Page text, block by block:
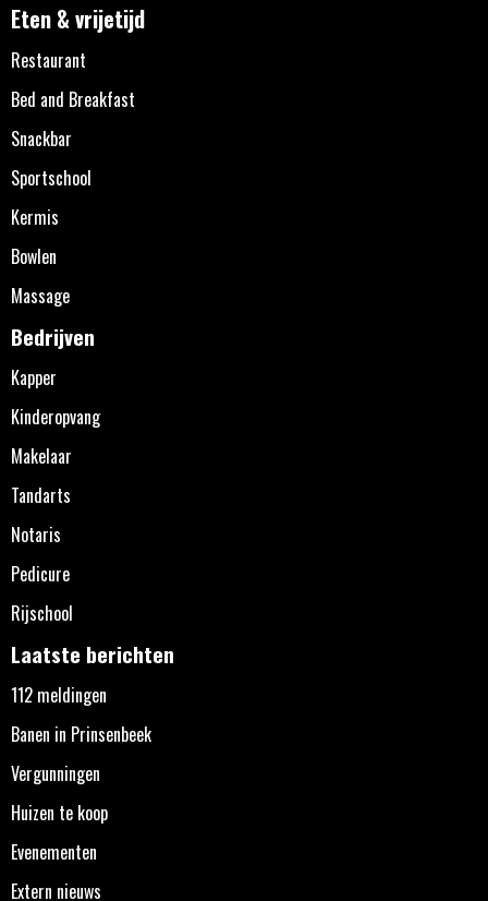
Eten & vrijetijd
Restaurant
Bed and Breakfast
Snackbar
Sportschool
Kermis
Bowlen
Massage
Bedrijven
Kapper
Kinderopvang
Makelaar
Tandarts
Notaris
Pedicure
Rijschool
Laatste berichten
112 meldingen
Banen in Prinsenbeek
Vergunningen
Huizen te koop
Evenementen
Extern nieuws